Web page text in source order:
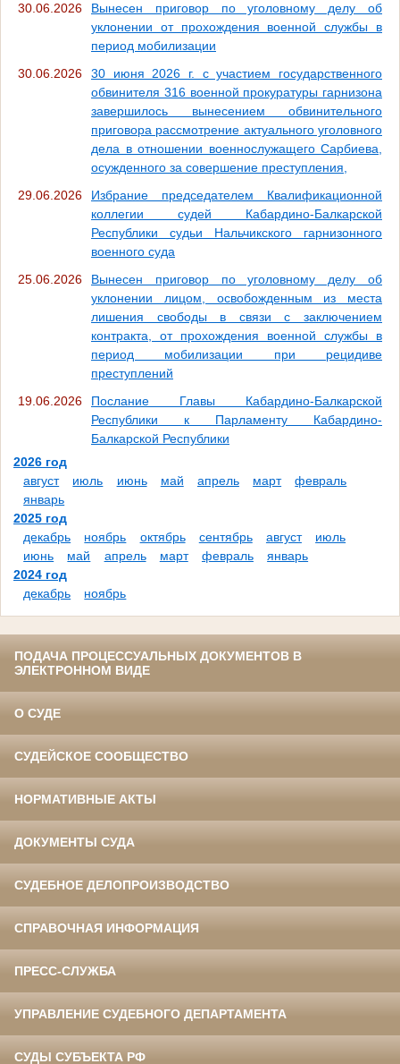
30.06.2026
Вынесен приговор по уголовному делу об
уклонении от прохождения военной службы в
период мобилизации
30.06.2026
30 июня 2026 г. с участием государственного
обвинителя 316 военной прокуратуры гарнизона
завершилось вынесением обвинительного
приговора рассмотрение актуального уголовного
дела в отношении военнослужащего Сарбиева,
осужденного за совершение преступления,
29.06.2026
Избрание председателем Квалификационной
коллегии судей Кабардино-Балкарской
Республики судьи Нальчикского гарнизонного
военного суда
25.06.2026
Вынесен приговор по уголовному делу об
уклонении лицом, освобожденным из места
лишения свободы в связи с заключением
контракта, от прохождения военной службы в
период мобилизации при рецидиве
преступлений
19.06.2026
Послание Главы Кабардино-Балкарской
Республики к Парламенту Кабардино-
Балкарской Республики
2026 год
август
июль июнь май апрель март
февраль
январь
2025 год
декабрь
ноябрь октябрь сентябрь август
июль
июнь
май апрель март февраль
январь
2024 год
декабрь
ноябрь
ПОДАЧА ПРОЦЕССУАЛЬНЫХ ДОКУМЕНТОВ В
ЭЛЕКТРОННОМ ВИДЕ
О СУДЕ
СУДЕЙСКОЕ СООБЩЕСТВО
НОРМАТИВНЫЕ АКТЫ
ДОКУМЕНТЫ СУДА
СУДЕБНОЕ ДЕЛОПРОИЗВОДСТВО
СПРАВОЧНАЯ ИНФОРМАЦИЯ
ПРЕСС-СЛУЖБА
УПРАВЛЕНИЕ СУДЕБНОГО ДЕПАРТАМЕНТА
СУДЫ СУБЪЕКТА РФ